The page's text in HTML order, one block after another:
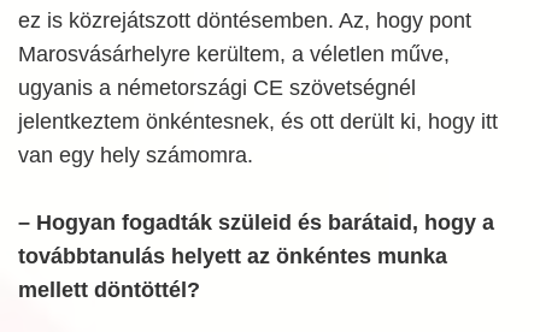
ez is közrejátszott döntésemben. Az, hogy pont
Marosvásárhelyre kerültem, a véletlen műve,
ugyanis a németországi CE szövetségnél
jelentkeztem önkéntesnek, és ott derült ki, hogy itt
van egy hely számomra.
– Hogyan fogadták szüleid és barátaid, hogy a
továbbtanulás helyett az önkéntes munka
mellett döntöttél?